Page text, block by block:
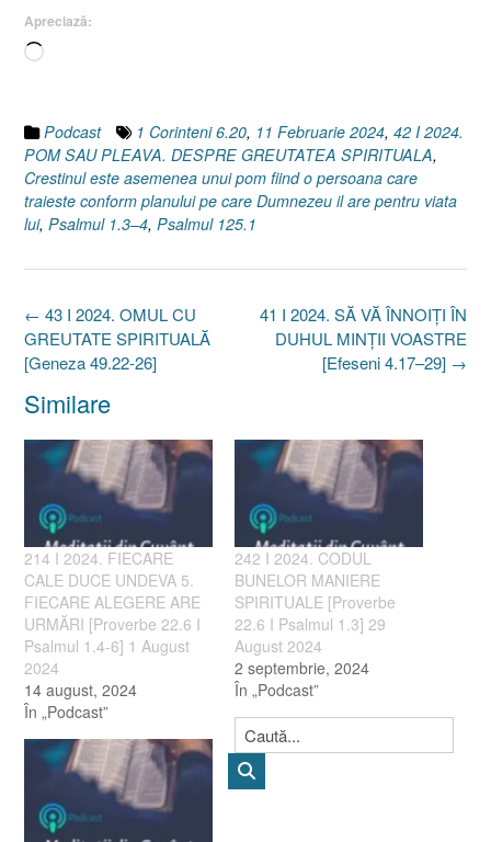
Apreciază:
Încarc...
Podcast 1 Corinteni 6.20, 11 Februarie 2024, 42 I 2024.
POM SAU PLEAVA. DESPRE GREUTATEA SPIRITUALA,
Crestinul este asemenea unui pom fiind o persoana care
traieste conform planului pe care Dumnezeu il are pentru viata
lui, Psalmul 1.3–4, Psalmul 125.1
Post
navigation
41 I 2024. SĂ VĂ ÎNNOIȚI ÎN
DUHUL MINȚII VOASTRE
[Efeseni 4.17–29] →
← 43 I 2024. OMUL CU
GREUTATE SPIRITUALĂ
[Geneza 49.22-26]
Similare
214 I 2024. FIECARE
CALE DUCE UNDEVA 5.
FIECARE ALEGERE ARE
URMĂRI [Proverbe 22.6 I
Psalmul 1.4-6] 1 August
2024
14 august, 2024
În „Podcast”
242 I 2024. CODUL
BUNELOR MANIERE
SPIRITUALE [Proverbe
22.6 I Psalmul 1.3] 29
August 2024
2 septembrie, 2024
În „Podcast”